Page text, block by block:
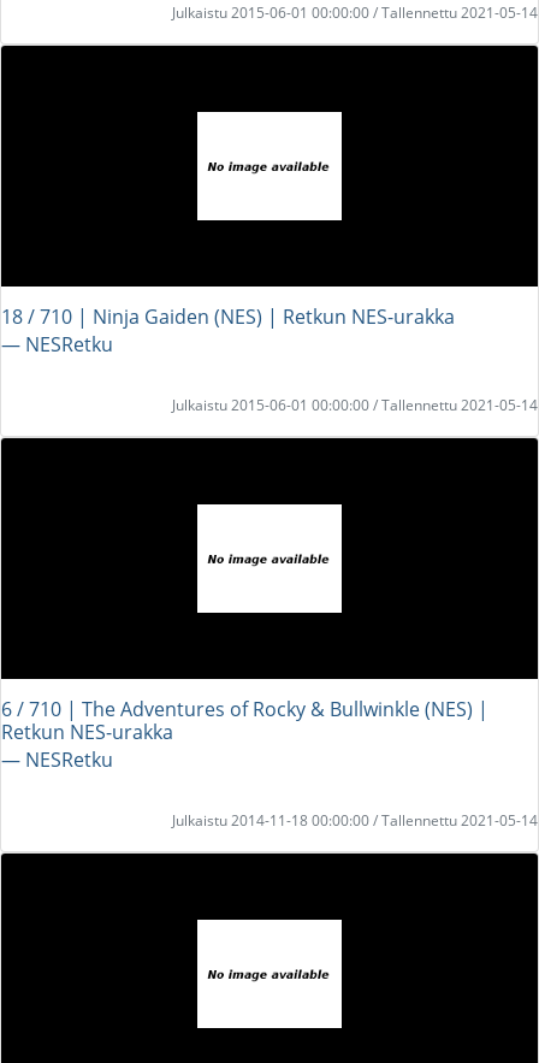
Julkaistu 2015-06-01 00:00:00 / Tallennettu 2021-05-14
18 / 710 | Ninja Gaiden (NES) | Retkun NES-urakka
― NESRetku
Julkaistu 2015-06-01 00:00:00 / Tallennettu 2021-05-14
6 / 710 | The Adventures of Rocky & Bullwinkle (NES) |
Retkun NES-urakka
― NESRetku
Julkaistu 2014-11-18 00:00:00 / Tallennettu 2021-05-14